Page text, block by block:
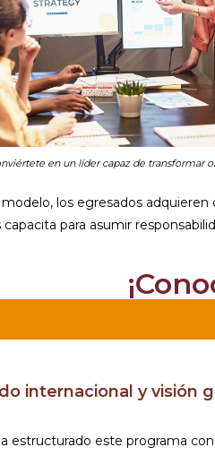
en un líder capaz de transformar
los egresados
capacita para asumir
internacional y visión
estructurado este programa